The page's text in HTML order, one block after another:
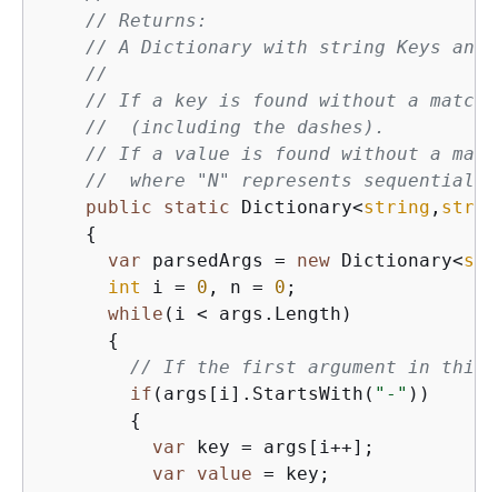
// Returns:
// A Dictionary with string Keys and
//
// If a key is found without a
//  (including the dashes).
// If a value is found without a
//  where "N" represents sequential
public
static Dictionary<string ,
{
var parsedArgs = new Dictionary<
int
i = 0 , n = 0 ;
while (i < args.Length)
{
// If the first argument in this
if (args[i].StartsWith( "-" ))
{
var key = args[i++];
var
value = key;